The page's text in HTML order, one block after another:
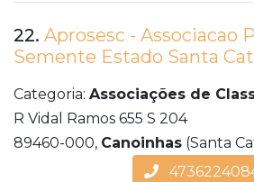
22. Aprosesc - Associacao
Semente Estado Santa
Categoria: Associações de
R Vidal Ramos 655 S 204
89460-000, Canoinhas (Santa